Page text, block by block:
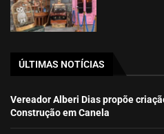
ÚLTIMAS NOTÍCIAS
Vereador Alberi Dias propõe
Construção em Canela